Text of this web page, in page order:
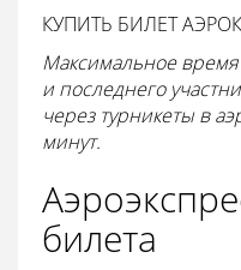
КУПИТЬ БИЛЕТ
Максимальное
и последнего
через турникеты в
минут.
билета